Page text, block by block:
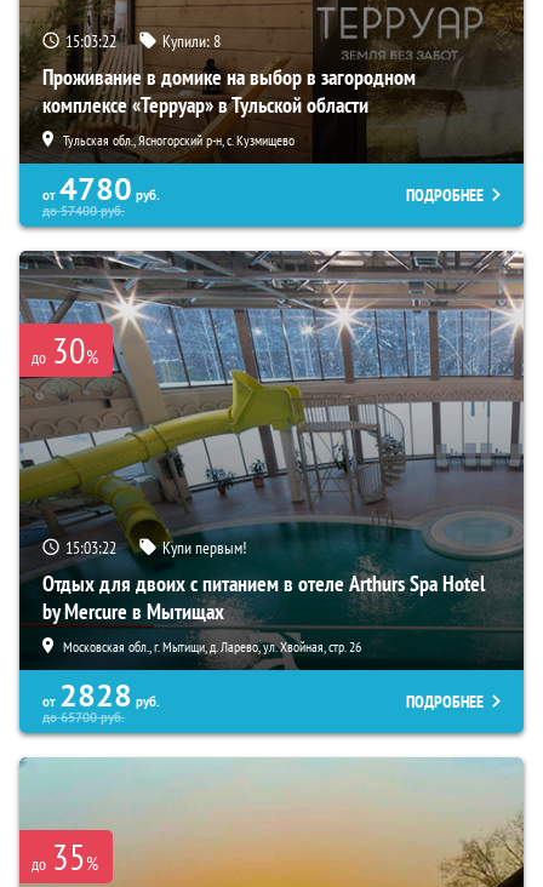
15:03:21 Купили:8
Проживание в домике на выбор в загородном
комплексе «Терруар» в Тульской области
Тульская обл., Ясногорский р-н, с. Кузмищево
от 4780 руб.
до57400руб.
ПОДРОБНЕЕ
до 30%
15:03:21 Купи первым!
Отдых для двоих с питанием в отеле Arthurs Spa Hotel
by Mercure в Мытищах
Московская обл., г. Мытищи, д. Ларево, ул. Хвойная, стр. 26
от 2828 руб.
до65700руб.
ПОДРОБНЕЕ
до 35%